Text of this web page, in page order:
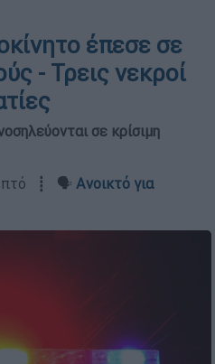
έπεσε σε
- Τρεις νεκροί
σε κρίσιμη
┋ 🗣️ Ανοικτό για